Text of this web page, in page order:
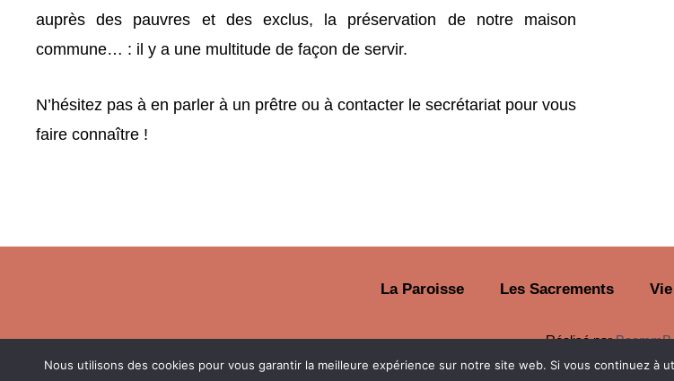
auprès des pauvres et des exclus, la préservation de notre maison
commune… : il y a une multitude de façon de servir.
N’hésitez pas à en parler à un prêtre ou à contacter le secrétariat pour vous
faire connaître !
La Paroisse Les Sacrements
Réalisé parBcommB
Nous utilisons des cookies pour vous garantir la meilleure expérience sur notre site web. Si vous continuez à